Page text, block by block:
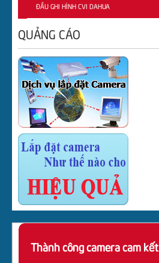
ĐẦU GHI HÌNH CVI DAHUA
QUẢNG CÁO
Thành công camera cam kết